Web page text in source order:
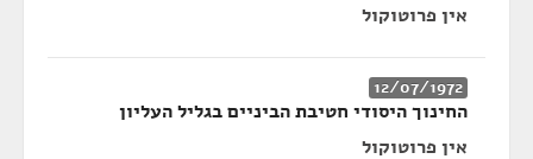
אין פרוטוקול
12/07/1972
החינוך היסודי חטיבת הביניים בגליל העליון
אין פרוטוקול